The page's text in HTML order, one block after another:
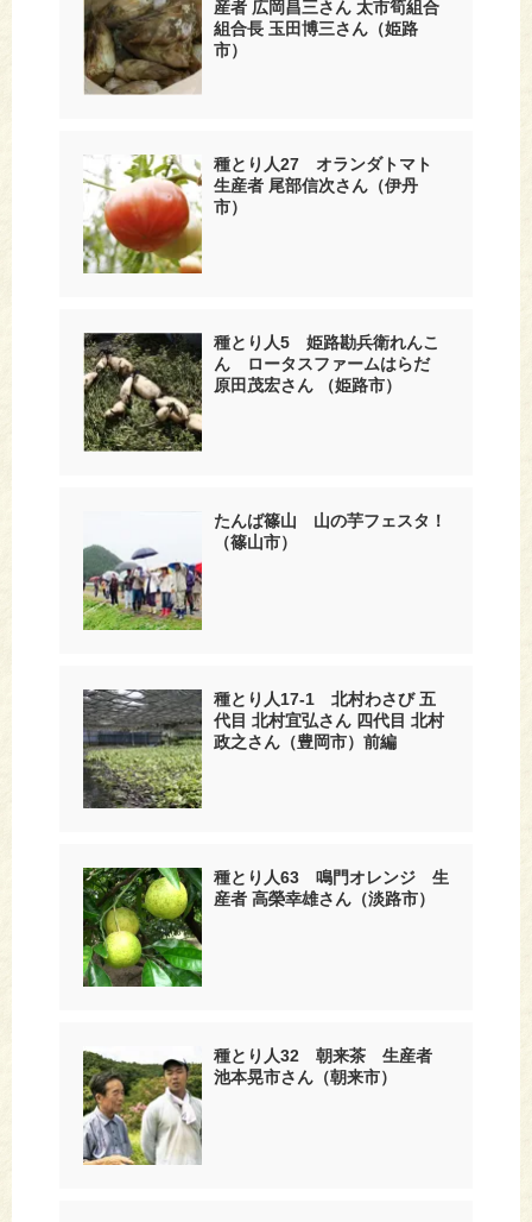
産者 広岡昌三さん 太市筍組合
組合長 玉田博三さん（姫路
市）
種とり人27 オランダトマト
生産者 尾部信次さん（伊丹
市）
種とり人5 姫路勘兵衛れんこ
ん ロータスファームはらだ
原田茂宏さん （姫路市）
たんば篠山 山の芋フェスタ！
（篠山市）
種とり人17-1 北村わさび 五
代目 北村宜弘さん 四代目 北村
政之さん（豊岡市）前編
種とり人63 鳴門オレンジ 生
産者 高榮幸雄さん（淡路市）
種とり人32 朝来茶 生産者
池本晃市さん（朝来市）